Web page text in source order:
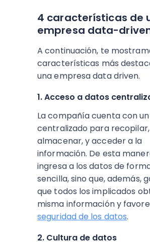
4 características de
empresa data-
A continuación, te
características más
una empresa data driven.
1. Acceso a datos
La compañía cuenta con
centralizado para recopilar,
almacenar, y acceder a la
información. De esta
ingresa a los datos de
sencilla, sino que, además,
que todos los implicados
misma información y
seguridad de los datos.
2. Cultura de datos